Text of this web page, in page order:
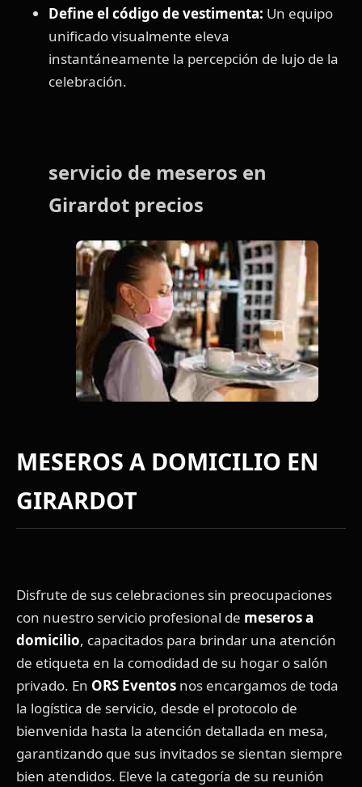
Define el código de vestimenta: Un equipo
unificado visualmente eleva
instantáneamente la percepción de lujo de la
celebración.
servicio de meseros en
Girardot precios
MESEROS A DOMICILIO EN
GIRARDOT
Disfrute de sus celebraciones sin preocupaciones
con nuestro servicio profesional de meseros a
domicilio, capacitados para brindar una atención
de etiqueta en la comodidad de su hogar o salón
privado. En ORS Eventos nos encargamos de toda
la logística de servicio, desde el protocolo de
bienvenida hasta la atención detallada en mesa,
garantizando que sus invitados se sientan siempre
bien atendidos. Eleve la categoría de su reunión